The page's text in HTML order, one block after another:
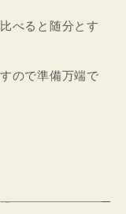
べると随分とす
ので準備万端で